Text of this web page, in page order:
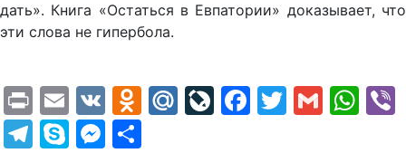
дать». Книга «Остаться в Евпатории» доказывает, что
эти слова не гипербола.
PrintEmail
VK Odnoklassniki
Mail.Ru
LiveJournal
Facebook
Twitter
Gmail
Telegram
SkypeMessenger